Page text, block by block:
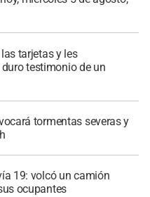
tarjetas y les
testimonio de un
tormentas severas y
19: volcó un camión
ocupantes